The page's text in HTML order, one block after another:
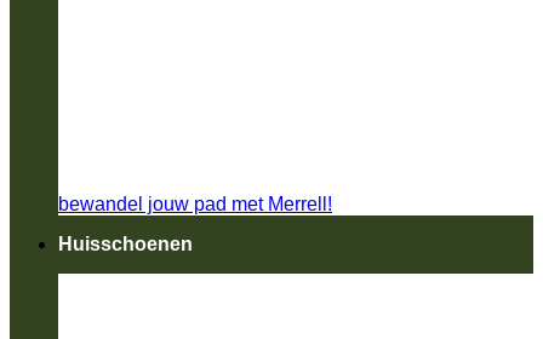
bewandel jouw pad met Merrell!
Huisschoenen